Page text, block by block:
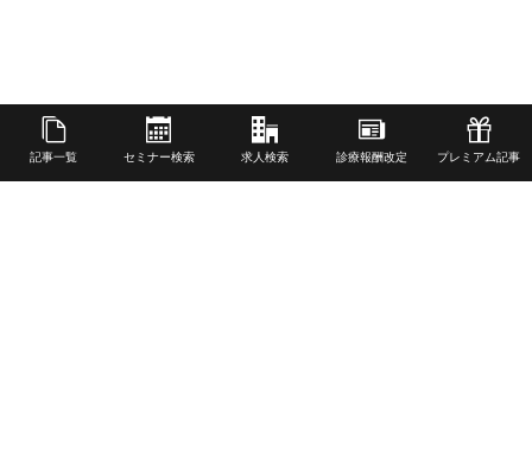
記事一覧 セミナー検索 求人検索 診療報酬改定 プレミアム記事